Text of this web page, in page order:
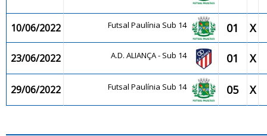
10/06/2022 Futsal Paulínia Sub 14 01 X
23/06/2022 A.D. ALIANÇA - Sub 14 01 X
29/06/2022 Futsal Paulínia Sub 14 05 X